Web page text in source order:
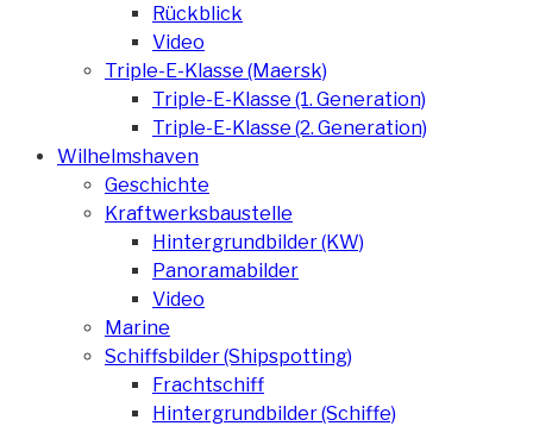
Rückblick
Video
Triple-E-Klasse (Maersk)
Triple-E-Klasse (1. Generation)
Triple-E-Klasse (2. Generation)
Wilhelmshaven
Geschichte
Kraftwerksbaustelle
Hintergrundbilder (KW)
Panoramabilder
Video
Marine
Schiffsbilder (Shipspotting)
Frachtschiff
Hintergrundbilder (Schiffe)